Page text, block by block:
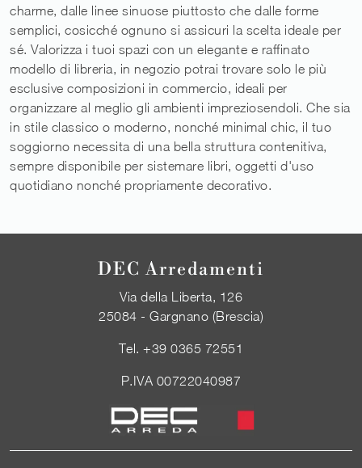
charme, dalle linee sinuose piuttosto che dalle forme
semplici, cosicché ognuno si assicuri la scelta ideale per
sé. Valorizza i tuoi spazi con un elegante e raffinato
modello di libreria, in negozio potrai trovare solo le più
esclusive composizioni in commercio, ideali per
organizzare al meglio gli ambienti impreziosendoli. Che sia
in stile classico o moderno, nonché minimal chic, il tuo
soggiorno necessita di una bella struttura contenitiva,
sempre disponibile per sistemare libri, oggetti d'uso
quotidiano nonché propriamente decorativo.
DEC Arredamenti
Via della Liberta, 126
25084 - Gargnano (Brescia)
Tel.+39 0365 72551
P.IVA 00722040987